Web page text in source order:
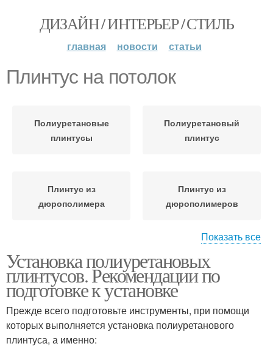
ДИЗАЙН / ИНТЕРЬЕР / СТИЛЬ
главная новости статьи
Плинтус на потолок
Полиуретановые
плинтусы
Полиуретановый
плинтус
Плинтус из
дюрополимера
Плинтус из
дюрополимеров
дюрополимера
Показать все
Установка полиуретановых
плинтусов. Рекомендации по
подготовке к установке
Прежде всего подготовьте инструменты, при помощи
которых выполняется установка полиуретанового
плинтуса, а именно: